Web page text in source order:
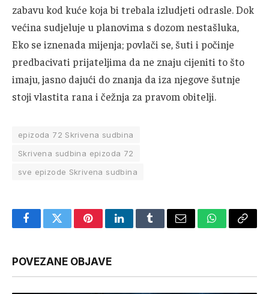
zabavu kod kuće koja bi trebala izludjeti odrasle. Dok
većina sudjeluje u planovima s dozom nestašluka,
Eko se iznenada mijenja; povlači se, šuti i počinje
predbacivati prijateljima da ne znaju cijeniti to što
imaju, jasno dajući do znanja da iza njegove šutnje
stoji vlastita rana i čežnja za pravom obitelji.
epizoda 72 Skrivena sudbina
Skrivena sudbina epizoda 72
sve epizode Skrivena sudbina
FacebookTwitterPinterestLinkedInTumblrEmail WhatsApp
Copy
POVEZANE OBJAVE